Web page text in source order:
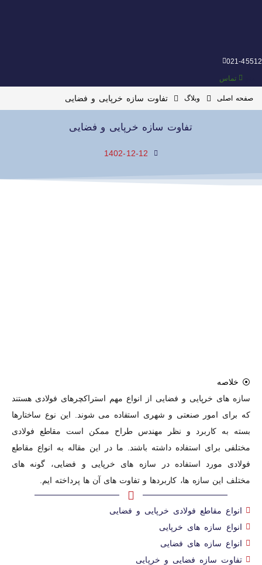
021-45512
تماس
صفحه اصلی وبلاگ تفاوت سازه خرپایی و فضایی
تفاوت سازه خرپایی و فضایی
1402-12-12
⦿ خلاصه
سازه های خرپایی و فضایی از انواع مهم استراکچرهای فولادی هستند
که برای امور صنعتی و شهری استفاده می شوند. این نوع ساختارها
بسته به کاربرد و نظر مهندس طراح ممکن است مقاطع فولادی
مختلفی برای استفاده داشته باشند. ما در این مقاله به انواع مقاطع
فولادی مورد استفاده در سازه های خرپایی و فضایی، گونه های
مختلف این سازه ها، کاربردها و تفاوت های آن ها پرداخته ایم.
انواع مقاطع فولادی خرپایی و فضایی
انواع سازه های خرپایی
انواع سازه های فضایی
تفاوت سازه فضایی و خرپایی